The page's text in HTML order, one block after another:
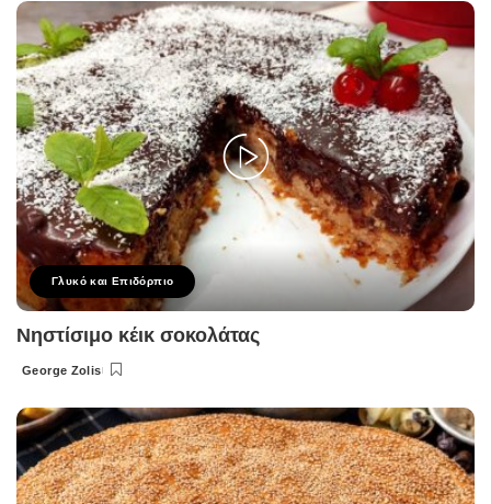
Γλυκό και Επιδόρπιο
Νηστίσιμο κέικ σοκολάτας
Posted
George Zolis